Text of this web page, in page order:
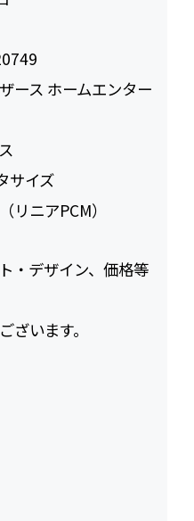
ース ホームエンター
サイズ
リニアPCM）
・デザイン、価格等
ざいます。